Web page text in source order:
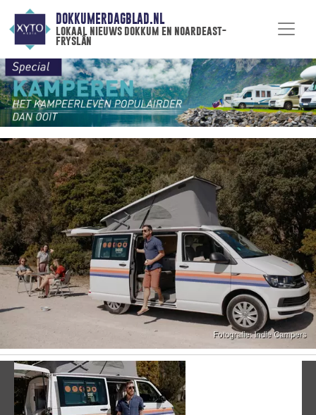
DOKKUMERDAGBLAD.NL
lokaal nieuws dokkum en noardeast-
fryslân